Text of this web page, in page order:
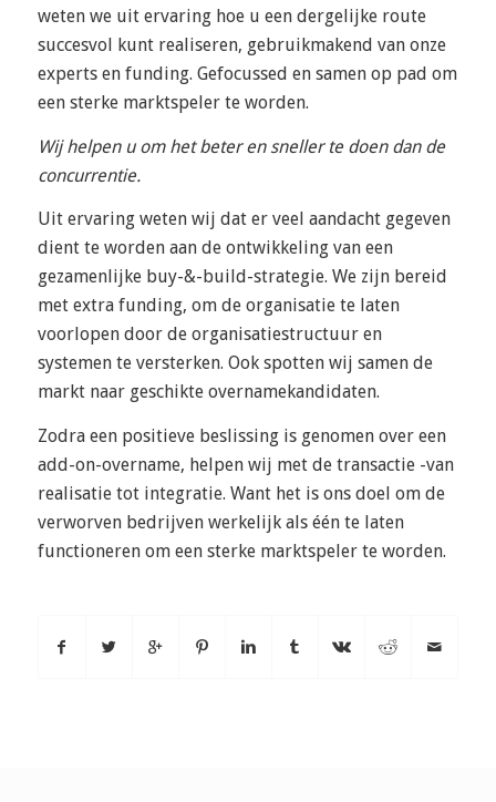
weten we uit ervaring hoe u een dergelijke route
succesvol kunt realiseren, gebruikmakend van onze
experts en funding. Gefocussed en samen op pad om
een sterke marktspeler te worden.
Wij helpen u om het beter en sneller te doen dan de
concurrentie.
Uit ervaring weten wij dat er veel aandacht gegeven
dient te worden aan de ontwikkeling van een
gezamenlijke buy-&-build-strategie. We zijn bereid
met extra funding, om de organisatie te laten
voorlopen door de organisatiestructuur en
systemen te versterken. Ook spotten wij samen de
markt naar geschikte overnamekandidaten.
Zodra een positieve beslissing is genomen over een
add-on-overname, helpen wij met de transactie -van
realisatie tot integratie. Want het is ons doel om de
verworven bedrijven werkelijk als één te laten
functioneren om een sterke marktspeler te worden.